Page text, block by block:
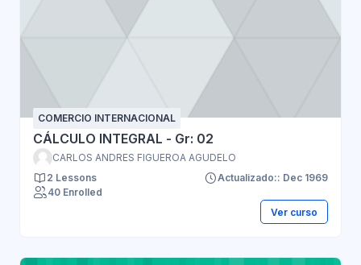
COMERCIO INTERNACIONAL
CÁLCULO INTEGRAL - Gr: 02
CARLOS ANDRES FIGUEROA AGUDELO
2 Lessons
Actualizado:: Dec 1969
40 Enrolled
Ver curso